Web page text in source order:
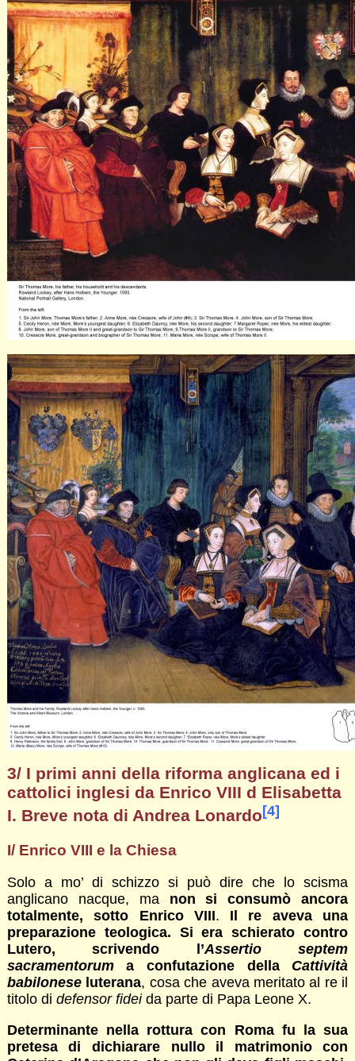
3/ I primi anni della riforma anglicana ed i
cattolici inglesi da Enrico VIII d Elisabetta
I. Breve nota di Andrea Lonardo[4]
I/ Enrico VIII e la Chiesa
Solo a mo’ di schizzo si può dire che lo scisma
anglicano nacque, ma non si consumò ancora
totalmente, sotto Enrico VIII. Il re aveva una
preparazione teologica. Si era schierato contro
Lutero, scrivendo l’Assertio septem
sacramentorum
a confutazione della
Cattività
babilonese luterana, cosa che aveva meritato al re il
titolo di defensor fideida parte di Papa Leone X.
Determinante nella rottura con Roma fu la sua
pretesa di dichiarare nullo il matrimonio con